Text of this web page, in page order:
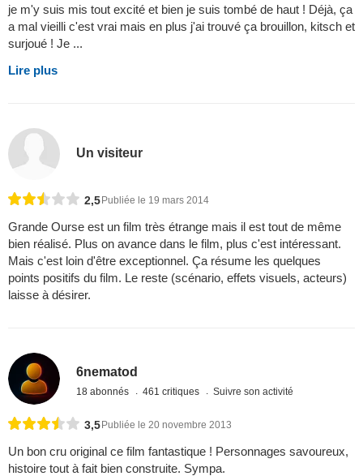
je m'y suis mis tout excité et bien je suis tombé de haut ! Déjà, ça
a mal vieilli c'est vrai mais en plus j'ai trouvé ça brouillon, kitsch et
surjoué ! Je ...
Lire plus
Un visiteur
2,5 Publiée le 19 mars 2014
Grande Ourse est un film très étrange mais il est tout de même
bien réalisé. Plus on avance dans le film, plus c'est intéressant.
Mais c'est loin d'être exceptionnel. Ça résume les quelques
points positifs du film. Le reste (scénario, effets visuels, acteurs)
laisse à désirer.
6nematod
18 abonnés 461 critiques Suivre son activité
3,5 Publiée le 20 novembre 2013
Un bon cru original ce film fantastique ! Personnages savoureux,
histoire tout à fait bien construite. Sympa.